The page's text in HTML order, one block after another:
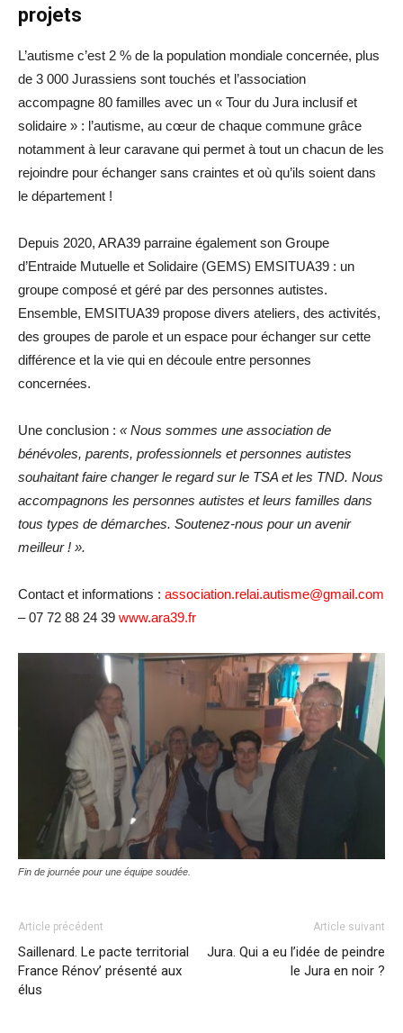
projets
L’autisme c’est 2 % de la population mondiale concernée, plus
de 3 000 Jurassiens sont touchés et l’association
accompagne 80 familles avec un « Tour du Jura inclusif et
solidaire » : l’autisme, au ​cœur de chaque commune grâce
notamment à leur caravane qui permet à tout un chacun de les
rejoindre pour échanger sans craintes et où qu’ils soient dans
le département !
Depuis 2020, ARA39 parraine également son Groupe
d’Entraide Mutuelle et Solidaire (GEMS) EMSITUA39 : un
groupe composé et géré par des personnes autistes.
Ensemble, EMSITUA39 propose divers ateliers, des activités,
des groupes de parole et un espace pour échanger sur cette
différence et la vie qui en découle entre personnes
concernées.
Une conclusion : « Nous sommes une association de
bénévoles, parents, professionnels et personnes autistes
souhaitant faire changer le regard sur le TSA et les TND. Nous
accompagnons les personnes autistes et leurs familles dans
tous types de démarches. Soutenez-nous pour un avenir
meilleur ! ».
Contact et informations : association.relai.autisme@gmail.com
– 07 72 88 24 39 www.ara39.fr
Fin de journée pour une équipe soudée.
Article précédent
Saillenard. Le pacte territorial
France Rénov’ présenté aux
élus
Article suivant
Jura. Qui a eu l’idée de peindre
le Jura en noir ?